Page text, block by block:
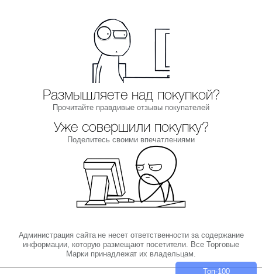
Размышляете над покупкой?
Прочитайте правдивые отзывы покупателей
Уже совершили покупку?
Поделитесь своими впечатлениями
Администрация сайта не несет ответственности за содержание
информации, которую размещают посетители. Все Торговые
Марки принадлежат их владельцам.
Топ-100